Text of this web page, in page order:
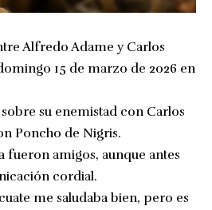
Alfredo Adame y Carlos
15 de marzo de 2026 en
su enemistad con Carlos
Poncho de Nigris.
fueron amigos, aunque antes
cordial.
me saludaba bien, pero es